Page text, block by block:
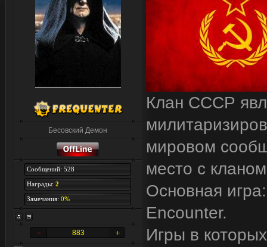
Бесовский Демон
Сообщений: 528
Награды: 2
Замечания: 0%
883
Клан СССР
мировом
место с
Основная
Encounter.
Игры в